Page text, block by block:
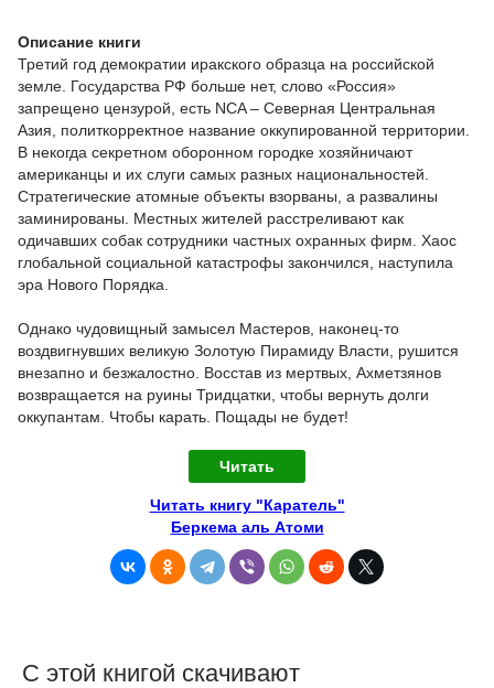
Описание книги
Третий год демократии иракского образца на российской
земле. Государства РФ больше нет, слово «Россия»
запрещено цензурой, есть NCA – Северная Центральная
Азия, политкорректное название оккупированной территории.
В некогда секретном оборонном городке хозяйничают
американцы и их слуги самых разных национальностей.
Стратегические атомные объекты взорваны, а развалины
заминированы. Местных жителей расстреливают как
одичавших собак сотрудники частных охранных фирм. Хаос
глобальной социальной катастрофы закончился, наступила
эра Нового Порядка.
Однако чудовищный замысел Мастеров, наконец-то
воздвигнувших великую Золотую Пирамиду Власти, рушится
внезапно и безжалостно. Восстав из мертвых, Ахметзянов
возвращается на руины Тридцатки, чтобы вернуть долги
оккупантам. Чтобы карать. Пощады не будет!
Читать
Читать книгу "Каратель"
Беркема аль Атоми
С этой книгой скачивают